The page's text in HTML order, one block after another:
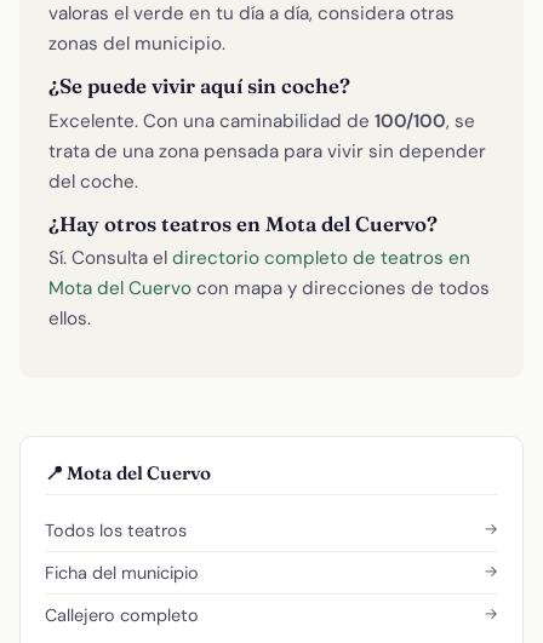
valoras el verde en tu día a día, considera otras
zonas del municipio.
¿Se puede vivir aquí sin coche?
Excelente. Con una caminabilidad de 100/100, se
trata de una zona pensada para vivir sin depender
del coche.
¿Hay otros teatros en Mota del Cuervo?
Sí. Consulta el directorio completo de teatros en
Mota del Cuervo con mapa y direcciones de todos
ellos.
📍 Mota del Cuervo
Todos los teatros →
Ficha del municipio →
Callejero completo →